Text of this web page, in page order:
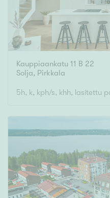
Uudiskohteet
Vain uudiskohteet
Arvokohteet
Vain arvokohteet
Hyvä
Tyydyttävä
Välttävä
Kauppiaankatu 11 B 22
Solja, Pirkkala
5h, k, kph/s, khh, lasitettu